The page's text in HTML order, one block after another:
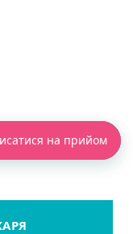
на прийом